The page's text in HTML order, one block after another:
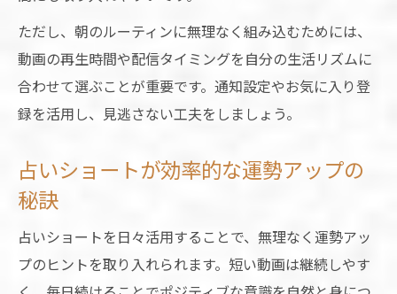
ただし、朝のルーティンに無理なく組み込むためには、
動画の再生時間や配信タイミングを自分の生活リズムに
合わせて選ぶことが重要です。通知設定やお気に入り登
録を活用し、見逃さない工夫をしましょう。
占いショートが効率的な運勢アップの
秘訣
占いショートを日々活用することで、無理なく運勢アッ
プのヒントを取り入れられます。短い動画は継続しやす